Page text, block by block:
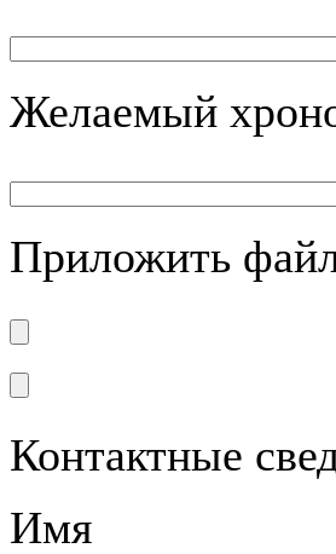
Желаемый
Приложить
Контактные
Имя